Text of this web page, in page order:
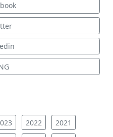
2022
2021